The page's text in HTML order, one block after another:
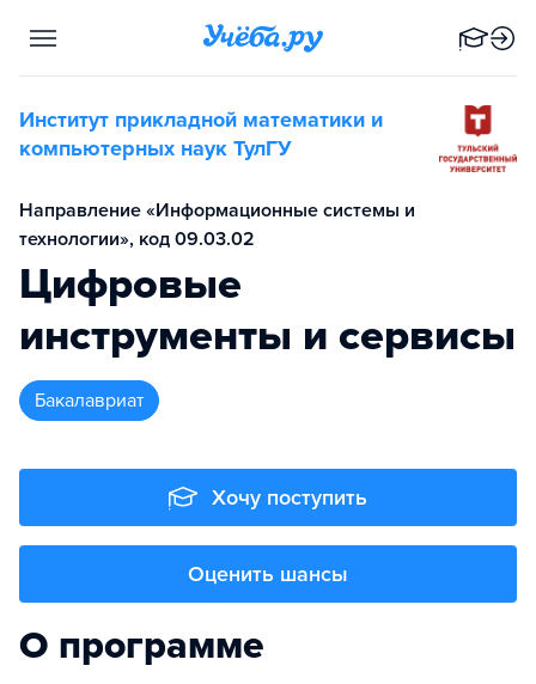
Институт прикладной математики и
компьютерных наук ТулГУ
Направление «Информационные системы и
технологии», код 09.03.02
Цифровые
инструменты и сервисы
бакалавриат
Хочу поступить
Оценить шансы
О программе